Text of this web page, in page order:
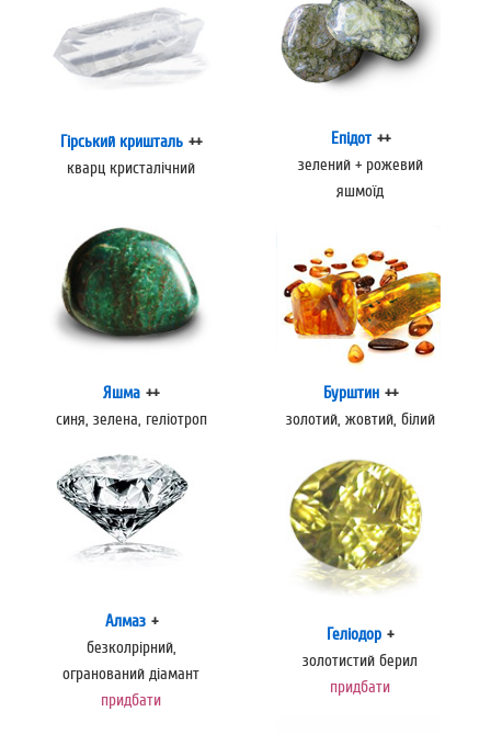
Гірський кришталь ++
кварц кристалічний
Епідот ++
зелений + рожевий
яшмоїд
Яшма ++
синя, зелена, геліотроп
Бурштин ++
золотий, жовтий, білий
Алмаз +
безколрірний,
огранований діамант
придбати
Геліодор +
золотистий берил
придбати